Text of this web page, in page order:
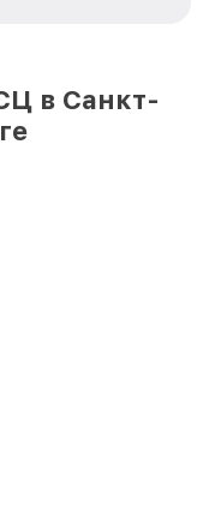
Infratech в
в Санкт-